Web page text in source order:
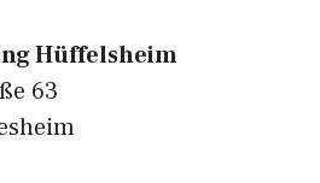
Hüffelsheim
63